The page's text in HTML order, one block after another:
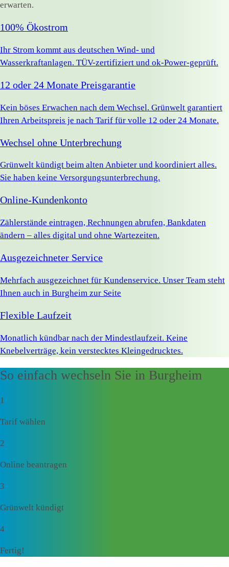
erwarten.
100% Ökostrom
Ihr Strom kommt aus deutschen Wind- und
Wasserkraftanlagen. TÜV-zertifiziert und ok-Power-geprüft.
12 oder 24 Monate Preisgarantie
Kein böses Erwachen nach dem Wechsel. Grünwelt garantiert
Ihren Arbeitspreis je nach Tarif für volle 12 oder 24 Monate.
Wechsel ohne Unterbrechung
Grünwelt kündigt beim alten Anbieter und koordiniert alles.
Sie haben keine Versorgungsunterbrechung.
Online-Kundenkonto
Zählerstände eintragen, Rechnungen abrufen, Bankdaten
ändern – alles digital und ohne Wartezeiten.
Ausgezeichneter Service
Mehrfach ausgezeichnet für Kundenservice. Unser Team steht
Ihnen auch in Burgheim zur Seite
Flexible Laufzeit
Monatlich kündbar nach der Mindestlaufzeit. Keine
Knebelverträge, kein verstecktes Kleingedrucktes.
So einfach wechseln Sie in Burgheim
1
Tarif wählen
2
Online beantragen
3
Grünwelt kündigt
4
Fertig!